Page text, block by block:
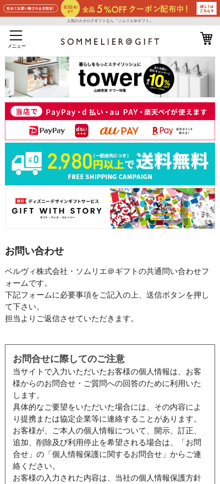
人気のカタログギフトなら『ソムリエ＠ギフト』
メニュー
お問い合わせ
ベルヴィ株式会社・ソムリエ＠ギフトの共通問い合わせフ
ォームです。
下記フォームに必要事項をご記入の上、送信ボタンを押し
て下さい。
担当よりご返信させていただきます。
お問合せに際してのご注意
当サイトで入力いただいたお客様の個人情報は、お客
様からのお問合せ・ご質問への回答のために利用いた
します。
具体的なご要望をいただいた場合には、その内容によ
り提携または協定企業等に連絡することがあります。
お客様が、ご本人の個人情報について、開示、訂正、
追加、削除及び利用停止を希望される場合は、「お問
合せ」の「個人情報保護に関するお問合せ」からご連
絡ください。
お客様の入力された内容は、当社の個人情報保護方針